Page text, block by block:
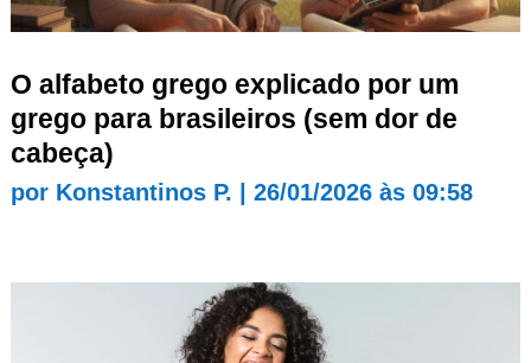
O alfabeto grego explicado por um
grego para brasileiros (sem dor de
cabeça)
por Konstantinos P. 26/01/2026 às 09:58